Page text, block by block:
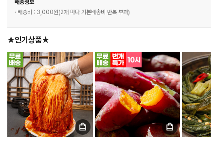
배송정보
· 배송비 : 3,000원(2개 마다 기본배송비 반복 부과)
★인기상품★